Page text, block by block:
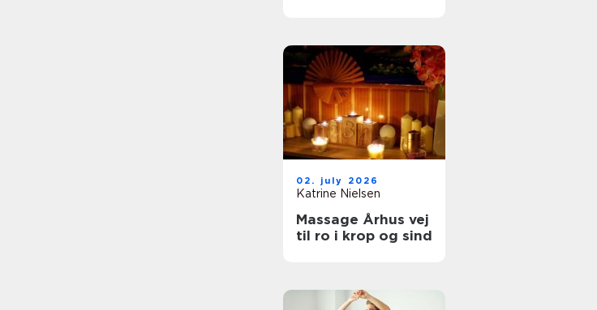
02. july 2026
Katrine Nielsen
Massage Århus vej
til ro i krop og sind